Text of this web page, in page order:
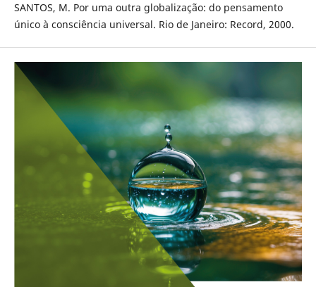
SANTOS, M. Por uma outra globalização: do pensamento
único à consciência universal. Rio de Janeiro: Record, 2000.